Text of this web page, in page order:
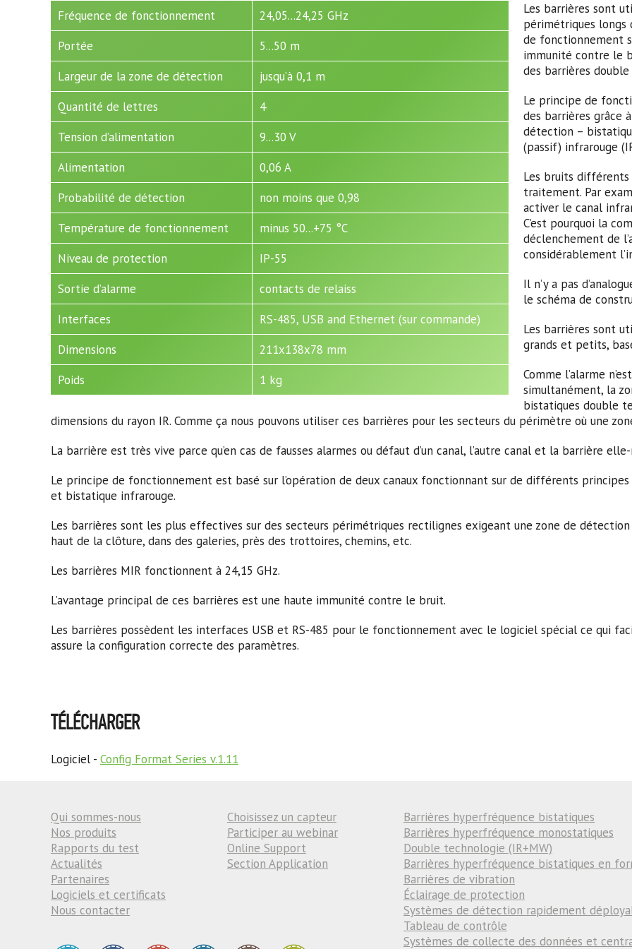
Fréquence de fonctionnement
24,05...24,25 GHz
Portée
5...50 m
Largeur de la zone de détection
jusqu’à 0,1 m
Quantité de lettres
4
Tension d’alimentation
9...30 V
Alimentation
0,06 A
Probabilité de détection
non moins que 0,98
Température de fonctionnement
minus 50...+75 °C
Niveau de protection
IP-55
Sortie d’alarme
contacts de relaiss
Interfaces
RS-485, USB and Ethernet (sur commande)
Dimensions
211х138х78 mm
Poids
1 kg
Les barrières sont
périmétriques longs
de fonctionnement
immunité contre le
des barrières
Le principe de
des barrières grâce
détection –
(passif) infrarouge
Les bruits
traitement. Par
activer le canal
C’est pourquoi la
déclenchement de
considérablement
Il n’y a pas
le schéma de
Les barrières sont
grands et petits,
Comme l’alarme
simultanément, la
bistatiques double
dimensions du rayon IR. Comme ça nous pouvons utiliser ces barrières pour les secteurs du périmètre où une
La barrière est très vive parce qu’en cas de fausses alarmes ou défaut d’un canal, l’autre canal et la barrière
Le principe de fonctionnement est basé sur l’opération de deux canaux fonctionnant sur de différents
et bistatique infrarouge.
Les barrières sont les plus effectives sur des secteurs périmétriques rectilignes exigeant une zone de
haut de la clȏture, dans des galeries, près des trottoires, chemins, etc.
Les barrières MIR fonctionnent à 24,15 GHz.
L’avantage principal de ces barrières est une haute immunité contre le bruit.
Les barrières possèdent les interfaces USB et RS-485 pour le fonctionnement avec le logiciel spécial ce qui
assure la configuration correcte des paramètres.
TÉLÉCHARGER
Logiciel - Config Format Series v.1.11
Qui sommes-nous
Nos produits
Rapports du test
Actualités
Partenaires
Logiciels et certificats
Nous contacter
Choisissez un capteur
Participer au webinar
Online Support
Section Application
Barrières hyperfréquence bistatiques
Barrières hyperfréquence monostatiques
Double technologie (IR+MW)
Barrières hyperfréquence bistatiques en
Barrières de vibration
Éclairage de protection
Systèmes de détection rapidement
Tableau de contrôle
Systèmes de collecte des données et